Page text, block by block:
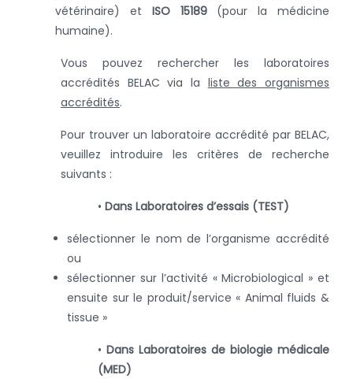
vétérinaire) et ISO 15189(pour la médicine
humaine).
Vous pouvez rechercher les laboratoires
accrédités BELAC via la liste des organismes
accrédités.
Pour trouver un laboratoire accrédité par BELAC,
veuillez introduire les critères de recherche
suivants :
• Dans Laboratoires d’essais (TEST)
sélectionner le nom de l’organisme accrédité
ou
sélectionner sur l’activité « Microbiological » et
ensuite sur le produit/service « Animal fluids &
tissue »
• Dans Laboratoires de biologie médicale
(MED)